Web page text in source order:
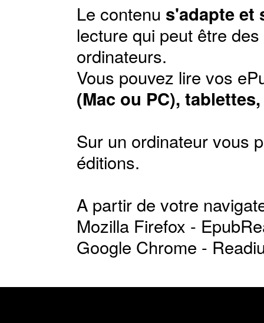
Le contenu s'adapte et
lecture qui peut être
ordinateurs.
Vous pouvez lire vos
(Mac ou PC),
Sur un ordinateur vous
éditions.
A partir de votre
Mozilla Firefox -
Google Chrome -